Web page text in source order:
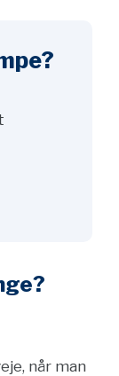
når man